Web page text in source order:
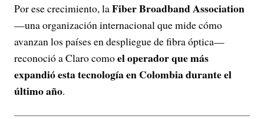
Por ese crecimiento, laFiber Broadband Association
—una organización internacional que mide cómo
avanzan los países en despliegue de fibra óptica—
reconoció a Claro comoel operador que más
expandió esta tecnología en Colombia durante el
último año.